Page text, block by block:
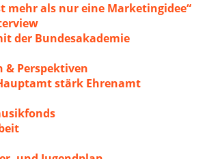
mehr als nur eine Marketingidee“
der Bundesakademie
& Perspektiven
stärk Ehrenamt